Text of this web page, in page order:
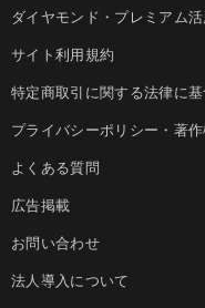
ダイヤモンド・プレミアム
サイト利用規約
特定商取引に関する法律に
プライバシーポリシー・著
よくある質問
広告掲載
お問い合わせ
法人導入について